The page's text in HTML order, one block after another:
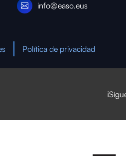
info@easo.eus
Política de privacidad